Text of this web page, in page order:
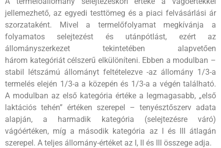
jellemezhető, az egyedi testtömeg és a piaci felvásárlási ár
szorzataként. Mivel a termelőfolyamat megkívánja a
folyamatos selejtezést és utánpótlást, ezért az
állományszerkezet tekintetében alapvetően
három kategóriát célszerű elkülöníteni. Ebben a modulban –
stabil létszámú állományt feltételezve -az állomány 1/3-a
termelés elején 1/3-a a közepén és 1/3-a a végén található.
A modulban az első kategória értéke a legmagasabb, „első
laktációs tehén” értéken szerepel – tenyésztőszerv adata
alapján, a harmadik kategória (selejtezésre váró)
vágóértéken, míg a második kategória az I és III átlagán
szerepel. A teljes állomány-értéket az I, II és III összege adja.